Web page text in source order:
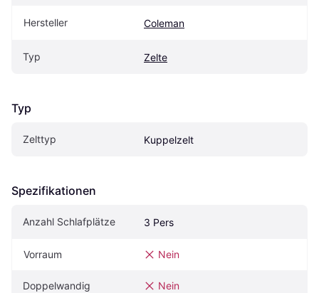
Hersteller Coleman
Typ Zelte
Typ
Zelttyp Kuppelzelt
Spezifikationen
Anzahl Schlafplätze 3 Pers
Vorraum Nein
Doppelwandig Nein